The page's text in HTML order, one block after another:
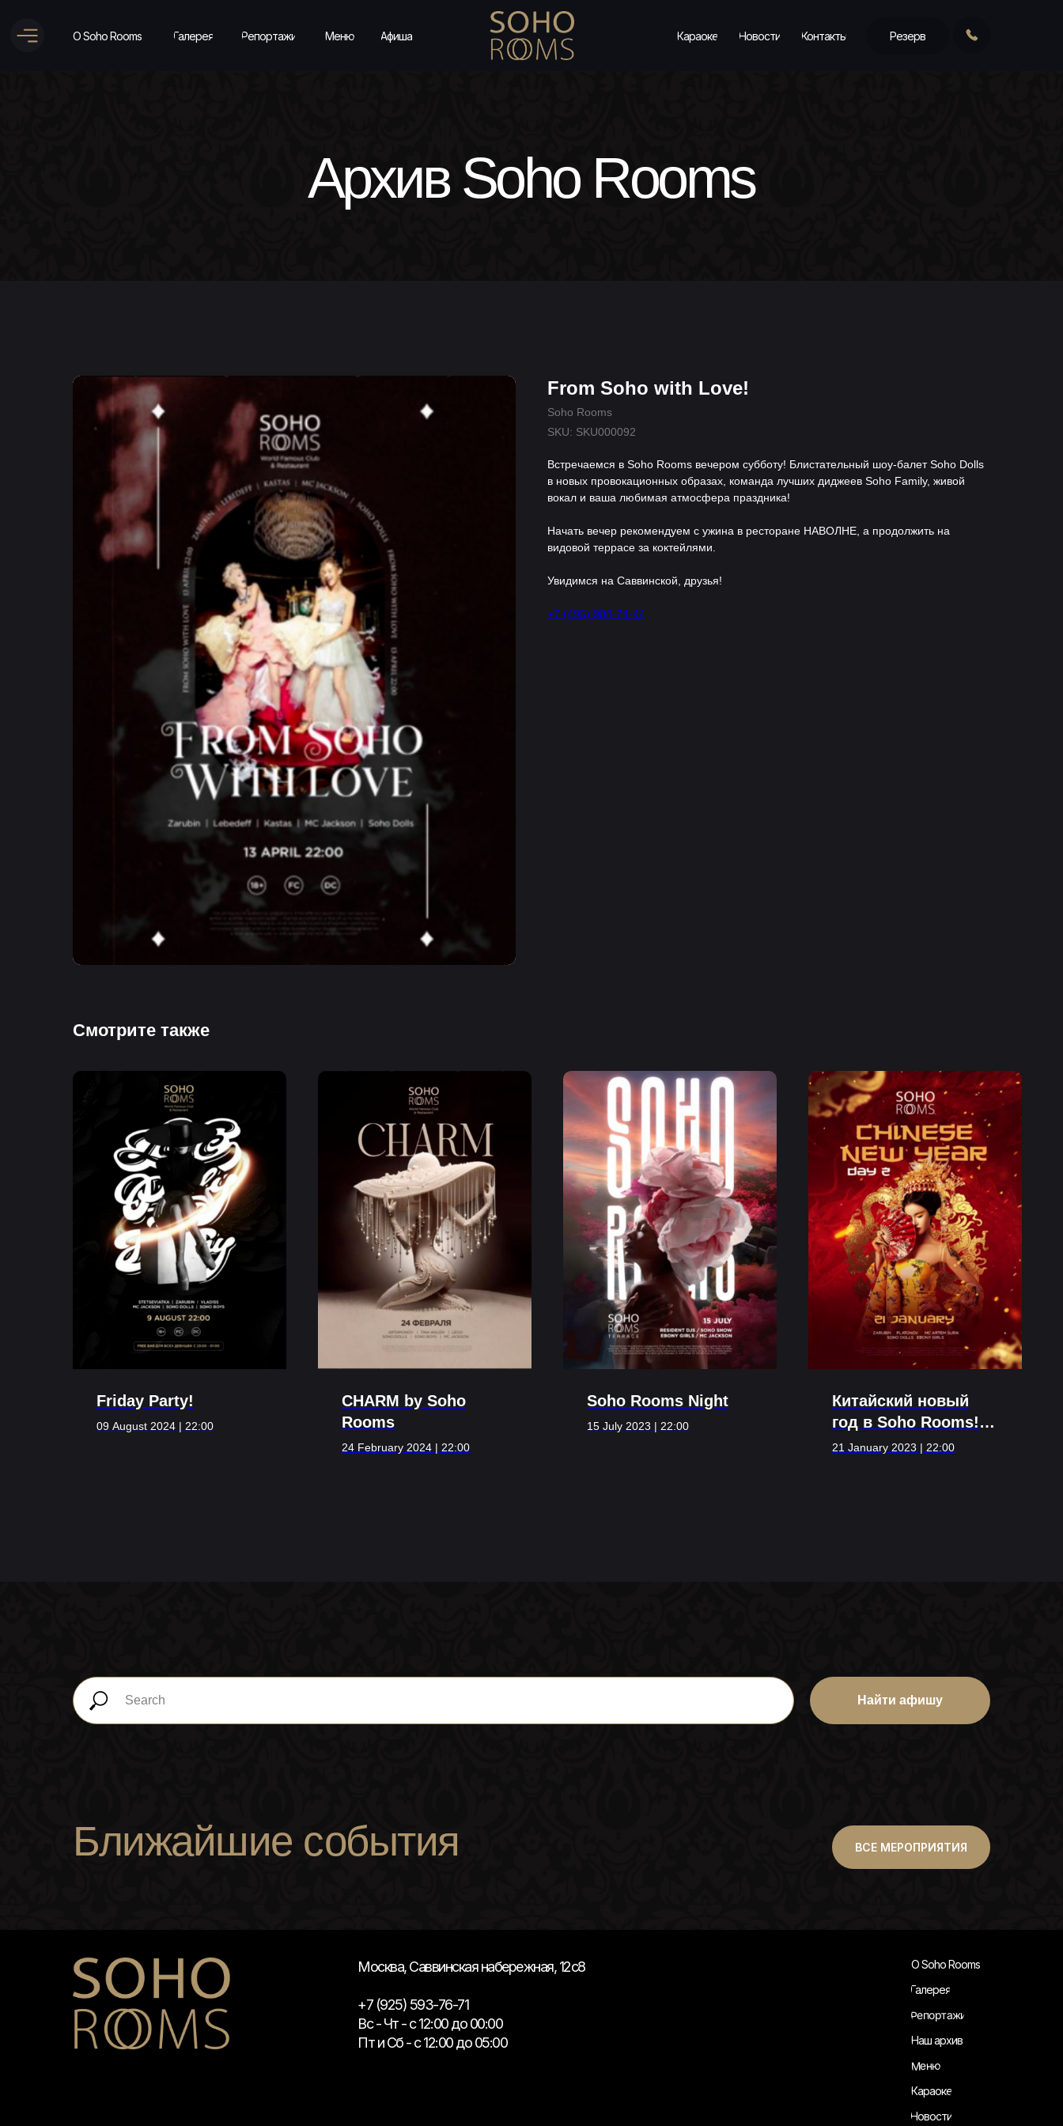
Резерв
Контакты
Новости
Караоке
Афиша
Меню
Репортажи
Галерея
О Soho Rooms
Архив Soho Rooms
From Soho with Love!
Soho Rooms
SKU: SKU000092
Встречаемся в Soho Rooms вечером субботу! Блистательный шоу-балет Soho Dolls
в новых провокационных образах, команда лучших диджеев Soho Family, живой
вокал и ваша любимая атмосфера праздника!
Начать вечер рекомендуем с ужина в ресторане НАВОЛНЕ, а продолжить на
видовой террасе за коктейлями.
Увидимся на Саввинской, друзья!
+7 (495) 988-74-44
Смотрите также
Friday Party!
09 August 2024 | 22:00
CHARM by Soho
Rooms
24 February 2024 | 22:00
Soho Rooms Night
15 July 2023 | 22:00
Китайский новый
год в Soho Rooms!
Day 2
21 January 2023 | 22:00
Найти афишу
Ближайшие события ВСЕ МЕРОПРИЯТИЯ
Москва, Саввинская набережная, 12с8
+7 (925) 593-76-71
Вс - Чт - с 12:00 до 00:00
Пт и Сб - с 12:00 до 05:00
О Soho Rooms
Галерея
Репортажи
Наш архив
Меню
Караоке
Новости